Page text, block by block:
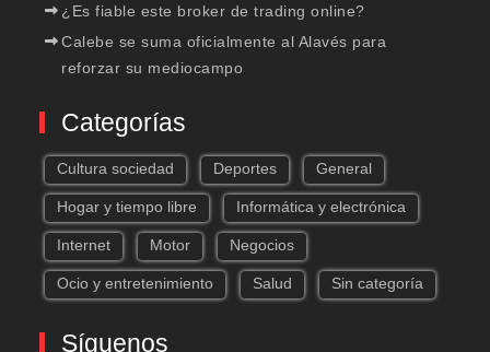
¿Es fiable este broker de trading online?
Calebe se suma oficialmente al Alavés para
reforzar su mediocampo
Categorías
Cultura sociedad Deportes General
Hogar y tiempo libre Informática y electrónica
Internet Motor Negocios
Ocio y entretenimiento Salud Sin categoría
Síguenos